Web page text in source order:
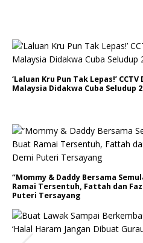
‘Laluan Kru Pun Tak Lepas!’
Malaysia Didakwa Cuba Seludup
“Mommy & Daddy Bersama
Ramai Tersentuh, Fattah dan
Puteri Tersayang